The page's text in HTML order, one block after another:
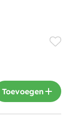
Toevoegen